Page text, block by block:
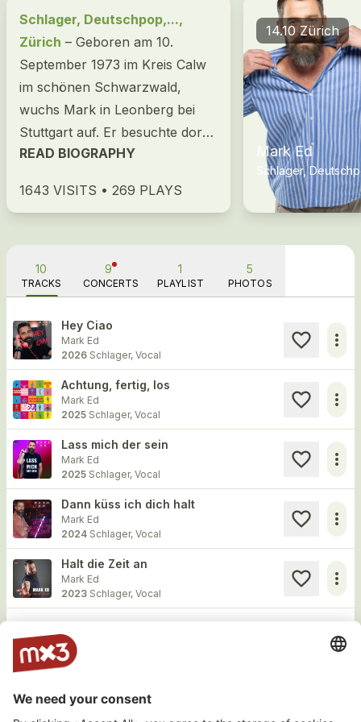
Schlager, Deutschpop,...,
Zürich
September 1973 im Kreis Calw
im schönen Schwarzwald,
wuchs Mark in Leonberg bei
Stuttgart auf. Er besuchte dort
die Schule und machte seinen
Reife, bevor...
READ BIOGRAPHY
1643 VISITS • 269 PLAYS
14.10 Zürich
Mark Ed
Schlager,
10
TRACKS
9
CONCERTS
1
PLAYLIST
5
PHOTOS
Hey Ciao
Mark Ed
2026 Schlager, Vocal
more_horiz
Achtung, fertig, los
Mark Ed
2025 Schlager, Vocal
more_horiz
Lass mich der sein
Mark Ed
2025 Schlager, Vocal
more_horiz
Dann küss ich dich halt
Mark Ed
2024 Schlager, Vocal
more_horiz
Halt die Zeit an
Mark Ed
2023 Schlager, Vocal
more_horiz